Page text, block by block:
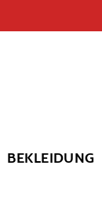
BEKLEIDUNG